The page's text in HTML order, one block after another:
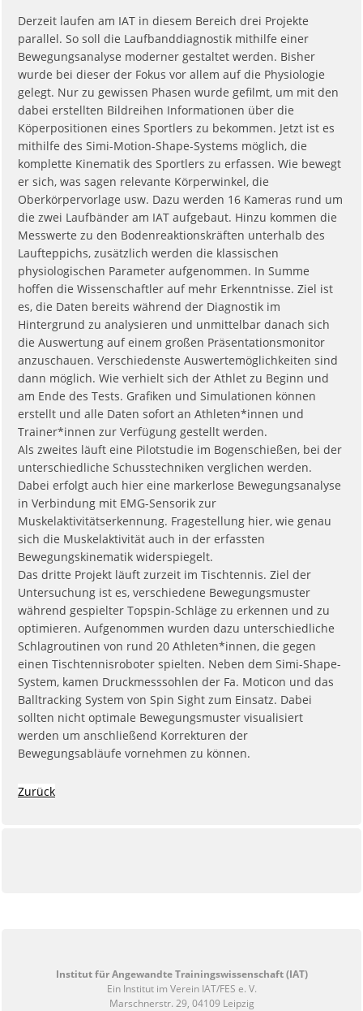
Derzeit laufen am IAT in diesem Bereich drei Projekte
parallel. So soll die Laufbanddiagnostik mithilfe einer
Bewegungsanalyse moderner gestaltet werden. Bisher
wurde bei dieser der Fokus vor allem auf die Physiologie
gelegt. Nur zu gewissen Phasen wurde gefilmt, um mit den
dabei erstellten Bildreihen Informationen über die
Köperpositionen eines Sportlers zu bekommen. Jetzt ist es
mithilfe des Simi-Motion-Shape-Systems möglich, die
komplette Kinematik des Sportlers zu erfassen. Wie bewegt
er sich, was sagen relevante Körperwinkel, die
Oberkörpervorlage usw. Dazu werden 16 Kameras rund um
die zwei Laufbänder am IAT aufgebaut. Hinzu kommen die
Messwerte zu den Bodenreaktionskräften unterhalb des
Laufteppichs, zusätzlich werden die klassischen
physiologischen Parameter aufgenommen. In Summe
hoffen die Wissenschaftler auf mehr Erkenntnisse. Ziel ist
es, die Daten bereits während der Diagnostik im
Hintergrund zu analysieren und unmittelbar danach sich
die Auswertung auf einem großen Präsentationsmonitor
anzuschauen. Verschiedenste Auswertemöglichkeiten sind
dann möglich. Wie verhielt sich der Athlet zu Beginn und
am Ende des Tests. Grafiken und Simulationen können
erstellt und alle Daten sofort an Athleten*innen und
Trainer*innen zur Verfügung gestellt werden.
Als zweites läuft eine Pilotstudie im Bogenschießen, bei der
unterschiedliche Schusstechniken verglichen werden.
Dabei erfolgt auch hier eine markerlose Bewegungsanalyse
in Verbindung mit EMG-Sensorik zur
Muskelaktivitätserkennung. Fragestellung hier, wie genau
sich die Muskelaktivität auch in der erfassten
Bewegungskinematik widerspiegelt.
Das dritte Projekt läuft zurzeit im Tischtennis. Ziel der
Untersuchung ist es, verschiedene Bewegungsmuster
während gespielter Topspin-Schläge zu erkennen und zu
optimieren. Aufgenommen wurden dazu unterschiedliche
Schlagroutinen von rund 20 Athleten*innen, die gegen
einen Tischtennisroboter spielten. Neben dem Simi-Shape-
System, kamen Druckmesssohlen der Fa. Moticon und das
Balltracking System von Spin Sight zum Einsatz. Dabei
sollten nicht optimale Bewegungsmuster visualisiert
werden um anschließend Korrekturen der
Bewegungsabläufe vornehmen zu können.
Zurück
Institut für Angewandte Trainingswissenschaft (IAT)
Ein Institut im Verein IAT/FES e. V.
Marschnerstr. 29, 04109 Leipzig